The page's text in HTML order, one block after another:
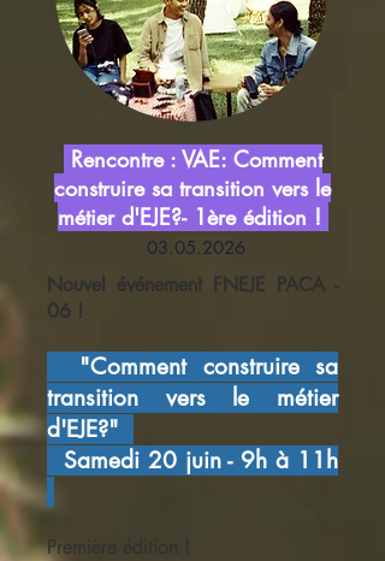
Rencontre : VAE: Comment
construire sa transition vers le
métier d'EJE?- 1ère édition !
03.05.2026
Nouvel événement FNEJE PACA -
06 !
"Comment construire sa
transition vers le métier
d'EJE?"
Samedi 20 juin - 9h à 11h
Première édition !